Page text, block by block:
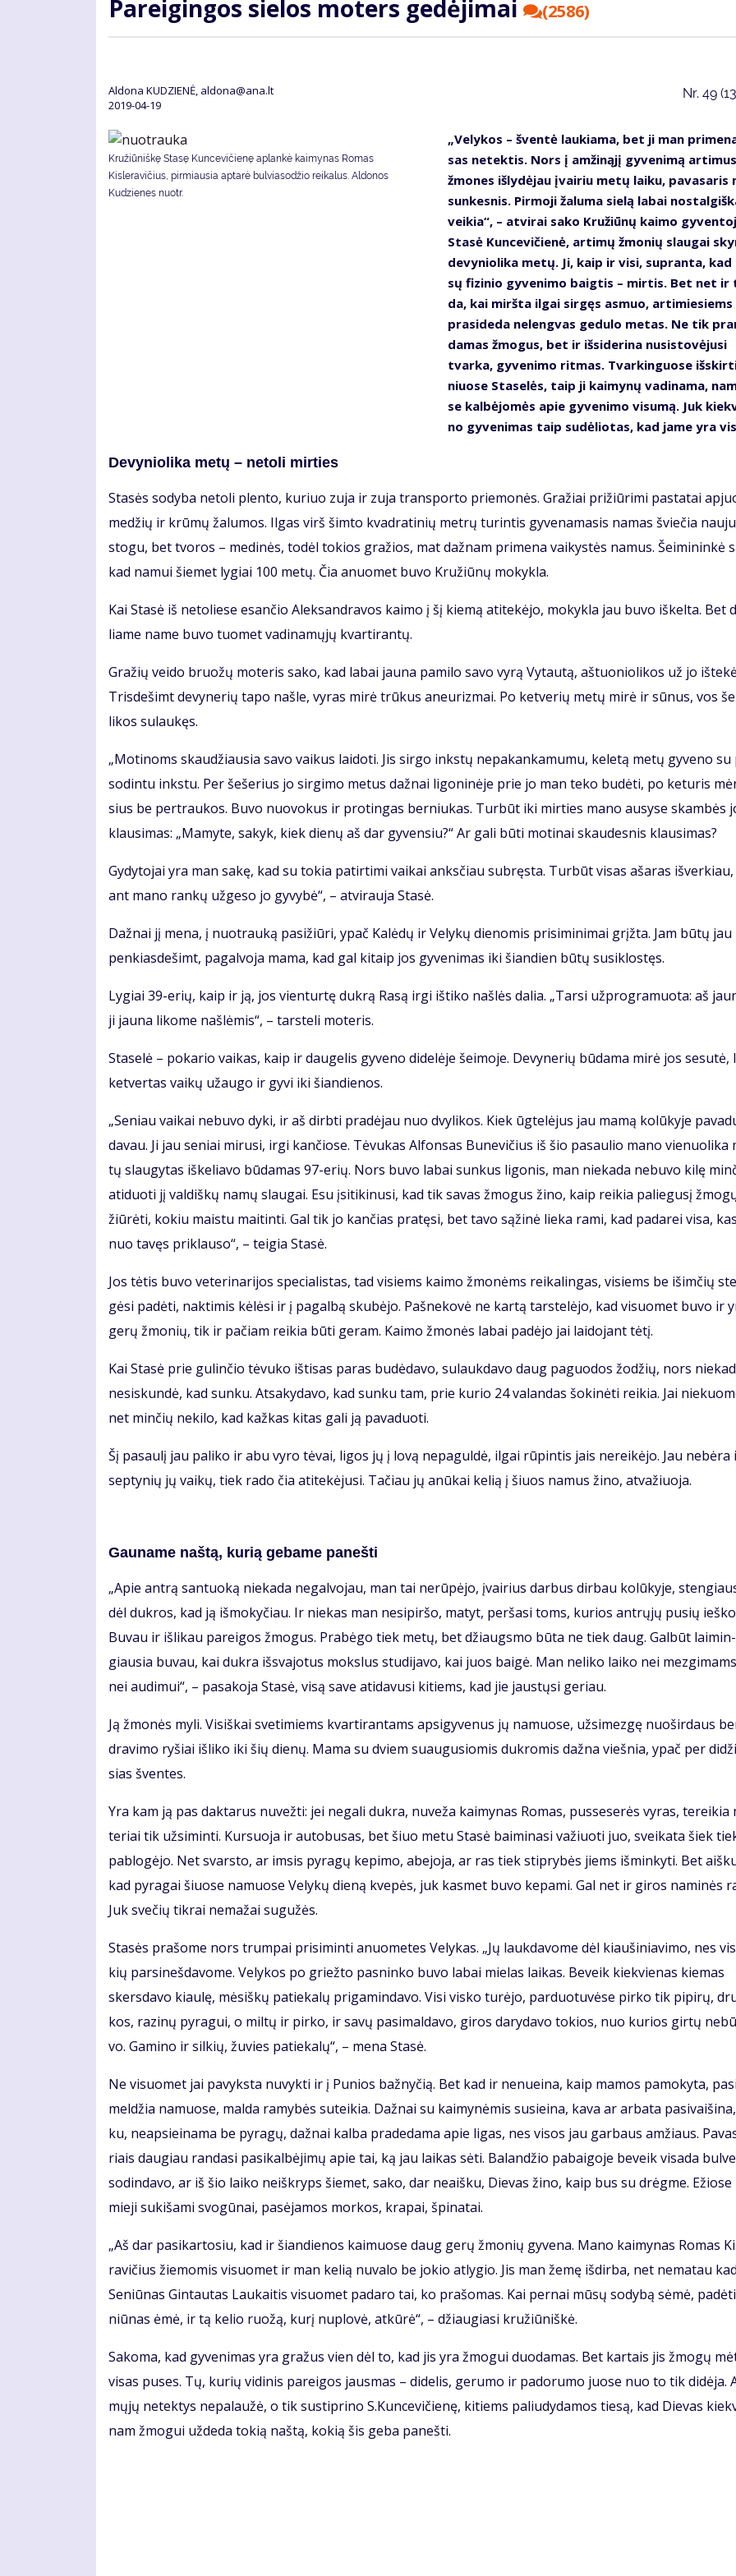
Pa­rei­gin­gos sie­los mo­ters ge­dė­ji­mai (2586)
Aldona KUDZIENĖ, aldona@ana.lt
2019-04-19
Nr. 49
Kružiūniškę Stasę Kuncevičienę aplankė kaimynas Romas
Kisleravičius, pirmiausia aptarė bulviasodžio reikalus. Aldonos
Kudzienes nuotr.
„Ve­ly­kos – šven­tė lau­kia­ma, bet ji man
sas ne­tek­tis. Nors į am­ži­ną­jį gy­ve­ni­mą ar­ti­mus
žmo­nes iš­ly­dė­jau įvai­riu me­tų lai­ku, pa­va­sa­ris
sun­kes­nis. Pir­mo­ji ža­lu­ma sie­lą la­bai
vei­kia“, – at­vi­rai sa­ko Kru­žiū­nų kai­mo
Sta­sė Kun­ce­vi­čie­nė, ar­ti­mų žmo­nių slau­gai
de­vy­nio­li­ka me­tų. Ji, kaip ir vi­si, su­pran­ta,
sų fi­zi­nio gy­ve­ni­mo baig­tis – mir­tis. Bet net
da, kai mirš­ta il­gai sir­gęs as­muo, ar­ti­mie­siems
pra­si­de­da ne­leng­vas ge­du­lo me­tas. Ne tik
da­mas žmo­gus, bet ir iš­si­de­ri­na nu­si­sto­vė­ju­si
tvar­ka, gy­ve­ni­mo rit­mas. Tvar­kin­guo­se
niuo­se Sta­se­lės, taip ji kai­my­nų va­di­na­ma,
se kal­bė­jo­mės apie gy­ve­ni­mo vi­su­mą. Juk
no gy­ve­ni­mas taip su­dė­lio­tas, kad ja­me yra
De­vy­nio­li­ka me­tų – ne­to­li mir­ties
Sta­sės so­dy­ba ne­to­li plen­to, ku­riuo zu­ja ir zu­ja trans­por­to prie­mo­nės. Gra­žiai pri­žiū­ri­mi pa­sta­tai
me­džių ir krū­mų ža­lu­mos. Il­gas virš šim­to kvad­ra­ti­nių met­rų tu­rin­tis gy­ve­na­ma­sis na­mas švie­čia nau­ju
sto­gu, bet tvo­ros – me­di­nės, to­dėl to­kios gra­žios, mat daž­nam pri­me­na vai­kys­tės na­mus. Šei­mi­nin­kė
kad na­mui šie­met ly­giai 100 me­tų. Čia anuo­met bu­vo Kru­žiū­nų mo­kyk­la.
Kai Sta­sė iš ne­to­lie­se esan­čio Alek­san­dra­vos kai­mo į šį kie­mą ati­te­kė­jo, mo­kyk­la jau bu­vo iš­kel­ta. Bet
lia­me na­me bu­vo tuo­met va­di­na­mų­jų kvar­ti­ran­tų.
Gra­žių vei­do bruo­žų mo­te­ris sa­ko, kad la­bai jau­na pa­mi­lo sa­vo vy­rą Vy­tau­tą, aš­tuo­nio­li­kos už jo
Tris­de­šimt de­vy­ne­rių ta­po naš­le, vy­ras mi­rė trū­kus aneu­riz­mai. Po ket­ve­rių me­tų mi­rė ir sū­nus, vos
li­kos su­lau­kęs.
„Mo­ti­noms skau­džiau­sia sa­vo vai­kus lai­do­ti. Jis sir­go inks­tų ne­pa­kan­ka­mu­mu, ke­le­tą me­tų gy­ve­no
so­din­tu inks­tu. Per še­še­rius jo sir­gi­mo me­tus daž­nai li­go­ni­nė­je prie jo man te­ko bu­dė­ti, po ke­tu­ris
sius be per­trau­kos. Bu­vo nuo­vo­kus ir pro­tin­gas ber­niu­kas. Tur­būt iki mir­ties ma­no au­sy­se skam­bės
klau­si­mas: „Ma­my­te, sa­kyk, kiek die­nų aš dar gy­ven­siu?“ Ar ga­li bū­ti mo­ti­nai skau­des­nis klau­si­mas?
Gy­dy­to­jai yra man sa­kę, kad su to­kia pa­tir­ti­mi vai­kai anks­čiau su­bręs­ta. Tur­būt vi­sas aša­ras iš­ver­kiau,
ant ma­no ran­kų už­ge­so jo gy­vy­bė“, – at­vi­rau­ja Sta­sė.
Daž­nai jį me­na, į nuo­trau­ką pa­si­žiū­ri, ypač Ka­lė­dų ir Ve­ly­kų die­no­mis pri­si­mi­ni­mai grįž­ta. Jam bū­tų
pen­kias­de­šimt, pa­gal­vo­ja ma­ma, kad gal ki­taip jos gy­ve­ni­mas iki šian­dien bū­tų su­si­klos­tęs.
Ly­giai 39-erių, kaip ir ją, jos vien­tur­tę duk­rą Ra­są ir­gi iš­ti­ko naš­lės da­lia. „Tar­si už­prog­ra­muo­ta: aš
ji jau­na li­ko­me naš­lė­mis“, – tars­te­li mo­te­ris.
Sta­se­lė – po­ka­rio vai­kas, kaip ir dau­ge­lis gy­ve­no di­de­lė­je šei­mo­je. De­vy­ne­rių bū­da­ma mi­rė jos se­su­tė,
ket­ver­tas vai­kų už­au­go ir gy­vi iki šian­die­nos.
„Se­niau vai­kai ne­bu­vo dy­ki, ir aš dirb­ti pra­dė­jau nuo dvy­li­kos. Kiek ūg­te­lė­jus jau ma­mą ko­lū­ky­je
da­vau. Ji jau se­niai mi­ru­si, ir­gi kan­čio­se. Tė­vu­kas Al­fon­sas Bu­ne­vi­čius iš šio pa­sau­lio ma­no vie­nuo­li­ka
tų slau­gy­tas iš­ke­lia­vo bū­da­mas 97-erių. Nors bu­vo la­bai sun­kus li­go­nis, man nie­ka­da ne­bu­vo ki­lę
ati­duo­ti jį val­diš­kų na­mų slau­gai. Esu įsi­ti­ki­nu­si, kad tik sa­vas žmo­gus ži­no, kaip rei­kia pa­lie­gu­sį
žiū­rė­ti, ko­kiu mais­tu mai­tin­ti. Gal tik jo kan­čias pra­tę­si, bet ta­vo są­ži­nė lie­ka ra­mi, kad pa­da­rei vi­sa, kas
nuo ta­vęs pri­klau­so“, – tei­gia Sta­sė.
Jos tė­tis bu­vo ve­te­ri­na­ri­jos spe­cia­lis­tas, tad vi­siems kai­mo žmo­nėms rei­ka­lin­gas, vi­siems be iš­im­čių
gė­si pa­dė­ti, nak­ti­mis kė­lė­si ir į pa­gal­bą sku­bė­jo. Pa­šne­ko­vė ne kar­tą tars­te­lė­jo, kad vi­suo­met bu­vo ir
ge­rų žmo­nių, tik ir pa­čiam rei­kia bū­ti ge­ram. Kai­mo žmo­nės la­bai pa­dė­jo jai lai­do­jant tė­tį.
Kai Sta­sė prie gu­lin­čio tė­vu­ko iš­ti­sas pa­ras bu­dė­da­vo, su­lauk­da­vo daug pa­guo­dos žo­džių, nors
ne­si­skun­dė, kad sun­ku. At­sa­ky­da­vo, kad sun­ku tam, prie ku­rio 24 va­lan­das šo­ki­nė­ti rei­kia. Jai
net min­čių ne­ki­lo, kad kaž­kas ki­tas ga­li ją pa­va­duo­ti.
Šį pa­sau­lį jau pa­li­ko ir abu vy­ro tė­vai, li­gos jų į lo­vą ne­pa­gul­dė, il­gai rū­pin­tis jais ne­rei­kė­jo. Jau ne­bė­ra
sep­ty­nių jų vai­kų, tiek ra­do čia ati­te­kė­ju­si. Ta­čiau jų anū­kai ke­lią į šiuos na­mus ži­no, at­va­žiuo­ja.
Gau­na­me naš­tą, ku­rią ge­ba­me pa­neš­ti
„Apie an­trą san­tuo­ką nie­ka­da ne­gal­vo­jau, man tai ne­rū­pė­jo, įvai­rius dar­bus dir­bau ko­lū­ky­je,
dėl duk­ros, kad ją iš­mo­ky­čiau. Ir nie­kas man ne­si­pir­šo, ma­tyt, per­ša­si toms, ku­rios ant­rų­jų pu­sių
Bu­vau ir iš­li­kau pa­rei­gos žmo­gus. Pra­bė­go tiek me­tų, bet džiaugs­mo bū­ta ne tiek daug. Gal­būt lai­min­
giau­sia bu­vau, kai duk­ra iš­sva­jo­tus moks­lus stu­di­ja­vo, kai juos bai­gė. Man ne­li­ko lai­ko nei
nei au­di­mui“, – pa­sa­ko­ja Sta­sė, vi­są sa­ve ati­da­vu­si ki­tiems, kad jie jaus­tų­si ge­riau.
Ją žmo­nės my­li. Vi­siš­kai sve­ti­miems kvar­ti­ran­tams ap­si­gy­ve­nus jų na­muo­se, už­si­mez­gę nuo­šir­daus
dra­vi­mo ry­šiai iš­li­ko iki šių die­nų. Ma­ma su dviem su­au­gu­sio­mis duk­ro­mis daž­na vieš­nia, ypač per
sias šven­tes.
Yra kam ją pas dak­ta­rus nu­vež­ti: jei ne­ga­li duk­ra, nu­ve­ža kai­my­nas Ro­mas, pus­se­se­rės vy­ras,
te­riai tik už­si­min­ti. Kur­suo­ja ir au­to­bu­sas, bet šiuo me­tu Sta­sė bai­mi­na­si va­žiuo­ti juo, svei­ka­ta šiek
pa­blo­gė­jo. Net svars­to, ar im­sis py­ra­gų ke­pi­mo, abe­jo­ja, ar ras tiek stip­ry­bės jiems iš­min­ky­ti. Bet
kad py­ra­gai šiuo­se na­muo­se Ve­ly­kų die­ną kve­pės, juk kas­met bu­vo ke­pa­mi. Gal net ir gi­ros na­mi­nės
Juk sve­čių tik­rai ne­ma­žai su­gu­žės.
Sta­sės pra­šo­me nors trum­pai pri­si­min­ti anuo­me­tes Ve­ly­kas. „Jų lauk­da­vo­me dėl kiau­ši­nia­vi­mo, nes
kių par­si­neš­da­vo­me. Ve­ly­kos po griež­to pas­nin­ko bu­vo la­bai mie­las lai­kas. Be­veik kiek­vie­nas kie­mas
skers­da­vo kiau­lę, mė­siš­kų pa­tie­ka­lų pri­ga­min­da­vo. Vi­si vis­ko tu­rė­jo, par­duo­tu­vė­se pir­ko tik pi­pi­rų,
kos, ra­zi­nų py­ra­gui, o mil­tų ir pir­ko, ir sa­vų pa­si­mal­da­vo, gi­ros da­ry­da­vo to­kios, nuo ku­rios gir­tų
vo. Ga­mi­no ir sil­kių, žu­vies pa­tie­ka­lų“, – me­na Sta­sė.
Ne vi­suo­met jai pa­vyks­ta nu­vyk­ti ir į Pu­nios baž­ny­čią. Bet kad ir ne­nu­ei­na, kaip ma­mos pa­mo­ky­ta,
mel­džia na­muo­se, mal­da ra­my­bės su­tei­kia. Daž­nai su kai­my­nė­mis su­si­ei­na, ka­va ar ar­ba­ta
ku, neap­si­ei­na­ma be py­ra­gų, daž­nai kal­ba pra­de­da­ma apie li­gas, nes vi­sos jau gar­baus am­žiaus.
riais dau­giau ran­da­si pa­si­kal­bė­ji­mų apie tai, ką jau lai­kas sė­ti. Ba­lan­džio pa­bai­go­je be­veik vi­sa­da
so­din­da­vo, ar iš šio lai­ko ne­iš­kryps šie­met, sa­ko, dar ne­aiš­ku, Die­vas ži­no, kaip bus su drėg­me.
mie­ji su­ki­ša­mi svo­gū­nai, pa­sė­ja­mos mor­kos, kra­pai, špi­na­tai.
„Aš dar pa­si­kar­to­siu, kad ir šian­die­nos kai­muo­se daug ge­rų žmo­nių gy­ve­na. Ma­no kai­my­nas Ro­mas
ra­vi­čius žie­mo­mis vi­suo­met ir man ke­lią nu­va­lo be jo­kio at­ly­gio. Jis man že­mę iš­dir­ba, net ne­ma­tau
Se­niū­nas Gin­tau­tas Lau­kai­tis vi­suo­met pa­da­ro tai, ko pra­šo­mas. Kai per­nai mū­sų so­dy­bą sė­mė,
niū­nas ėmė, ir tą ke­lio ruo­žą, ku­rį nu­plo­vė, at­kū­rė“, – džiau­gia­si kru­žiū­niš­kė.
Sa­ko­ma, kad gy­ve­ni­mas yra gra­žus vien dėl to, kad jis yra žmo­gui duo­da­mas. Bet kar­tais jis žmo­gų
vi­sas pu­ses. Tų, ku­rių vi­di­nis pa­rei­gos jaus­mas – di­de­lis, ge­ru­mo ir pa­do­ru­mo juo­se nuo to tik di­dė­ja.
mų­jų ne­tek­tys ne­pa­lau­žė, o tik su­stip­ri­no S.Kun­ce­vi­čie­nę, ki­tiems pa­liu­dy­da­mos tie­są, kad Die­vas
nam žmo­gui už­de­da to­kią naš­tą, ko­kią šis ge­ba pa­neš­ti.